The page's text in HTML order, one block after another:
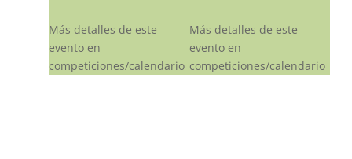
Más detalles de este
evento en
competiciones/calendario
Más detalles de este
evento en
competiciones/calendario